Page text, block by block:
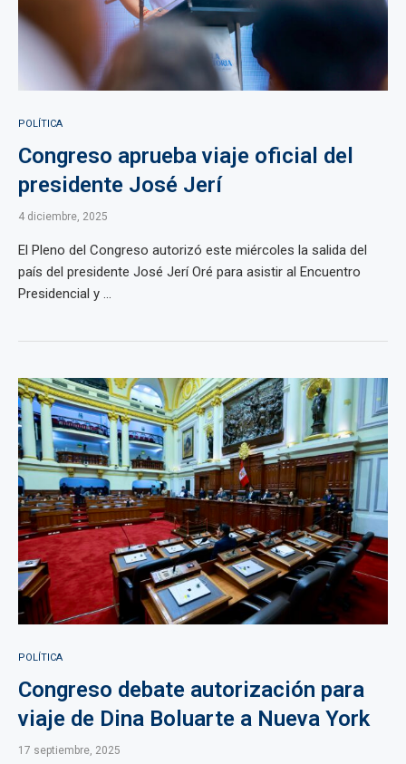
POLÍTICA
Congreso aprueba viaje oficial del
presidente José Jerí
4 diciembre, 2025
El Pleno del Congreso autorizó este miércoles la salida del
país del presidente José Jerí Oré para asistir al Encuentro
Presidencial y ...
POLÍTICA
Congreso debate autorización para
viaje de Dina Boluarte a Nueva York
17 septiembre, 2025